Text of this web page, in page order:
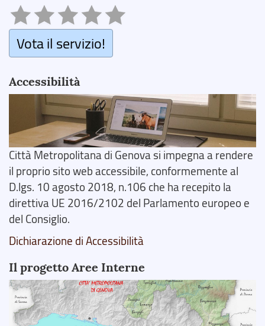
Vota il servizio!
Accessibilità
Città Metropolitana di Genova si impegna a rendere
il proprio sito web accessibile, conformemente al
D.lgs. 10 agosto 2018, n.106 che ha recepito la
direttiva UE 2016/2102 del Parlamento europeo e
del Consiglio.
Dichiarazione di Accessibilità
Il progetto Aree Interne